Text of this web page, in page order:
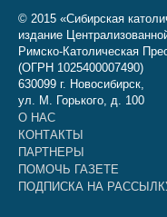
© 2015 «Сибирская
издание
Римско-Католическая
(ОГРН 1025400007490)
630099 г. Новосибирск,
ул. М. Горького, д. 100
О НАС
КОНТАКТЫ
ПАРТНЕРЫ
ПОМОЧЬ ГАЗЕТЕ
ПОДПИСКА НА